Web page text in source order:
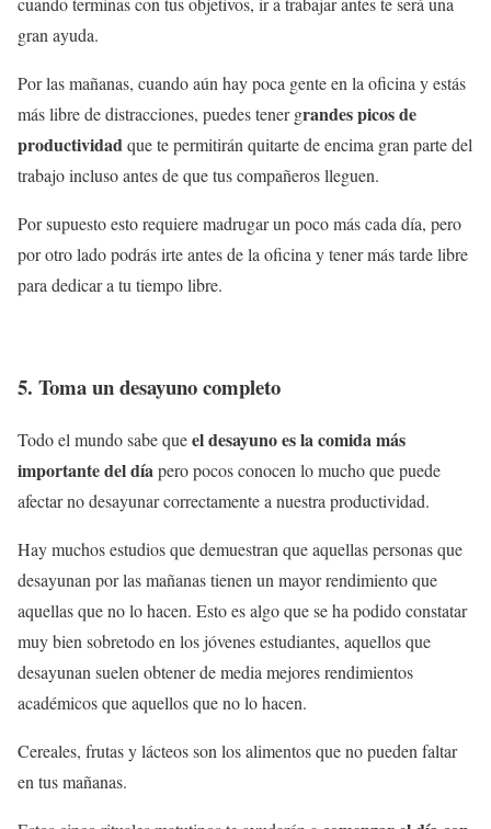
gran ayuda.
Por las mañanas, cuando aún hay poca gente en la oficina y estás
más libre de distracciones, puedes tener grandes picos de
productividadque te permitirán quitarte de encima gran parte del
trabajo incluso antes de que tus compañeros lleguen.
Por supuesto esto requiere madrugar un poco más cada día, pero
por otro lado podrás irte antes de la oficina y tener más tarde libre
para dedicar a tu tiempo libre.
5. Toma un desayuno completo
Todo el mundo sabe queel desayuno es la comida más
importante del díapero pocos conocen lo mucho que puede
afectar no desayunar correctamente a nuestra productividad.
Hay muchos estudios que demuestran que aquellas personas que
desayunan por las mañanas tienen un mayor rendimiento que
aquellas que no lo hacen. Esto es algo que se ha podido constatar
muy bien sobretodo en los jóvenes estudiantes, aquellos que
desayunan suelen obtener de media mejores rendimientos
académicos que aquellos que no lo hacen.
Cereales, frutas y lácteos son los alimentos que no pueden faltar
en tus mañanas.